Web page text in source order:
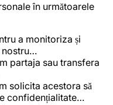
în următoarele
a monitoriza și
nostru…
partaja sau transfera
solicita acestora să
confidențialitate…